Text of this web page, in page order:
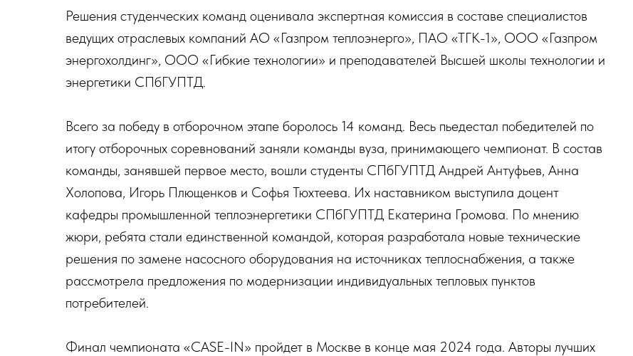
Решения студенческих команд оценивала экспертная комиссия в составе специалистов
ведущих отраслевых компаний АО «Газпром теплоэнерго», ПАО «ТГК-1», ООО «Газпром
энергохолдинг», ООО «Гибкие технологии» и преподавателей Высшей школы технологии и
энергетики СПбГУПТД.
Всего за победу в отборочном этапе боролось 14 команд. Весь пьедестал победителей по
итогу отборочных соревнований заняли команды вуза, принимающего чемпионат. В состав
команды, занявшей первое место, вошли студенты СПбГУПТД Андрей Антуфьев, Анна
Холопова, Игорь Плющенков и Софья Тюхтеева. Их наставником выступила доцент
кафедры промышленной теплоэнергетики СПбГУПТД Екатерина Громова. По мнению
жюри, ребята стали единственной командой, которая разработала новые технические
решения по замене насосного оборудования на источниках теплоснабжения, а также
рассмотрела предложения по модернизации индивидуальных тепловых пунктов
потребителей.
Финал чемпионата «CASE-IN» пройдет в Москве в конце мая 2024 года. Авторы лучших